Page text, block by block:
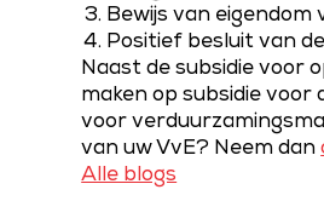
Bewijs van
Positief besluit van
Naast de subsidie voor
maken op subsidie voor
voor
van uw VvE? Neem dan
Alle blogs